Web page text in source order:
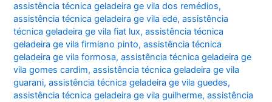
assistência técnica geladeira ge vila dos remédios,
assistência técnica geladeira ge vila ede,assistência
técnica geladeira ge vila fiat lux,assistência técnica
geladeira ge vila firmiano pinto,assistência técnica
geladeira ge vila formosa,assistência técnica geladeira ge
vila gomes cardim,assistência técnica geladeira ge vila
guarani,assistência técnica geladeira ge vila guedes,
assistência técnica geladeira ge vila guilherme,assistência